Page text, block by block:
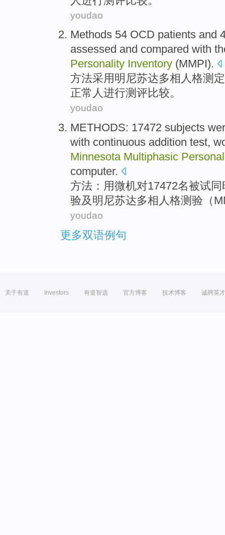
youdao
Methods 54 OCD patients and
assessed and compared with
Personality Inventory (MMPI).
方法采用明尼苏达多相 人格测
正常人进行测评比较。
youdao
METHODS: 17472 subjects
with continuous addition test,
Minnesota Multiphasic
computer.
方法 ： 用微机对17472名被试
验及 明尼苏达多相 人格测验（
youdao
更多双语例句
关于有道 Investors 有道智选 官方博客 技术博客 诚聘英才